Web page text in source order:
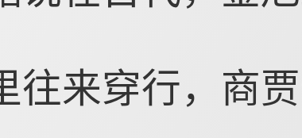
往来穿行，商